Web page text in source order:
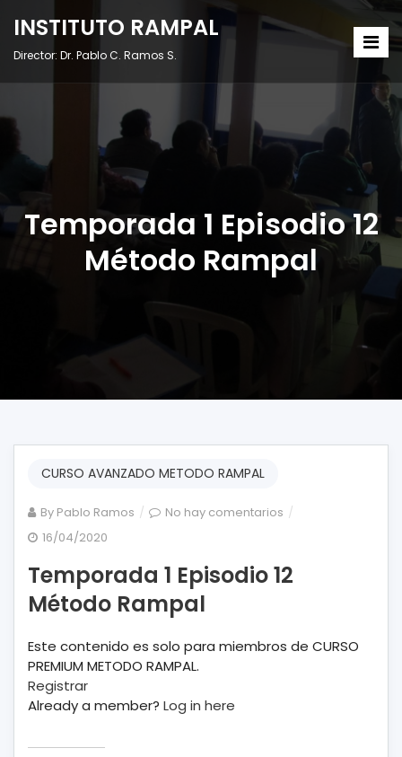
INSTITUTO RAMPAL
Director: Dr. Pablo C. Ramos S.
Temporada 1 Episodio 12
Método Rampal
CURSO AVANZADO METODO RAMPAL
By Pablo Ramos No hay comentarios en
Episodio
16/04/2020
Temporada 1 Episodio 12
Método Rampal
Este contenido es solo para miembros de CURSO
PREMIUM METODO RAMPAL.
Registrar
Already a member? Log in here